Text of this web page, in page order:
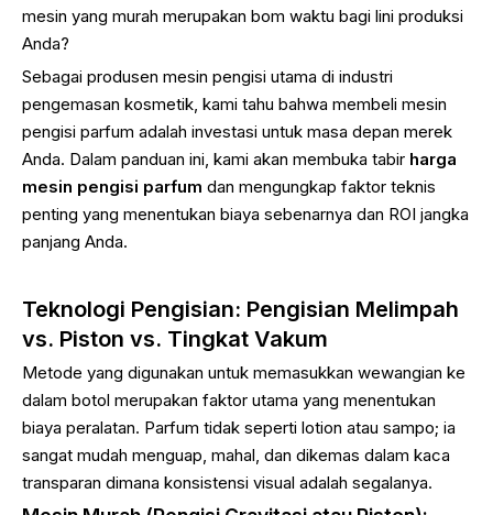
mesin yang murah merupakan bom waktu bagi lini produksi
Anda?
Sebagai produsen mesin pengisi utama di industri
pengemasan kosmetik, kami tahu bahwa membeli mesin
pengisi parfum adalah investasi untuk masa depan merek
Anda. Dalam panduan ini, kami akan membuka tabir harga
mesin pengisi parfum dan mengungkap faktor teknis
penting yang menentukan biaya sebenarnya dan ROI jangka
panjang Anda.
Teknologi Pengisian: Pengisian Melimpah
vs. Piston vs. Tingkat Vakum
Metode yang digunakan untuk memasukkan wewangian ke
dalam botol merupakan faktor utama yang menentukan
biaya peralatan. Parfum tidak seperti lotion atau sampo; ia
sangat mudah menguap, mahal, dan dikemas dalam kaca
transparan dimana konsistensi visual adalah segalanya.